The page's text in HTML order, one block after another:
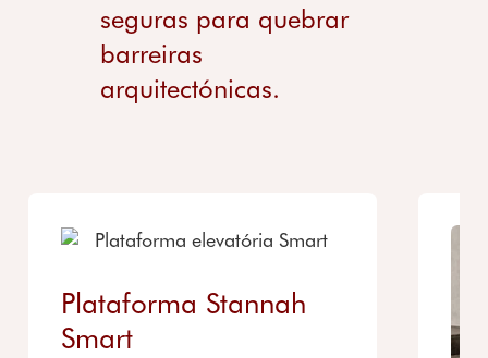
seguras para quebrar
barreiras
arquitectónicas.
Plataforma Stannah
Smart